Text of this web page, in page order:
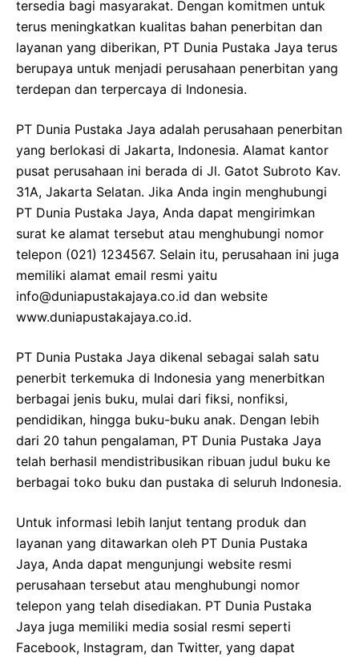
tersedia bagi masyarakat. Dengan komitmen untuk
terus meningkatkan kualitas bahan penerbitan dan
layanan yang diberikan, PT Dunia Pustaka Jaya terus
berupaya untuk menjadi perusahaan penerbitan yang
terdepan dan terpercaya di Indonesia.
PT Dunia Pustaka Jaya adalah perusahaan penerbitan
yang berlokasi di Jakarta, Indonesia. Alamat kantor
pusat perusahaan ini berada di Jl. Gatot Subroto Kav.
31A, Jakarta Selatan. Jika Anda ingin menghubungi
PT Dunia Pustaka Jaya, Anda dapat mengirimkan
surat ke alamat tersebut atau menghubungi nomor
telepon (021) 1234567. Selain itu, perusahaan ini juga
memiliki alamat email resmi yaitu
info@duniapustakajaya.co.id dan website
www.duniapustakajaya.co.id.
PT Dunia Pustaka Jaya dikenal sebagai salah satu
penerbit terkemuka di Indonesia yang menerbitkan
berbagai jenis buku, mulai dari fiksi, nonfiksi,
pendidikan, hingga buku-buku anak. Dengan lebih
dari 20 tahun pengalaman, PT Dunia Pustaka Jaya
telah berhasil mendistribusikan ribuan judul buku ke
berbagai toko buku dan pustaka di seluruh Indonesia.
Untuk informasi lebih lanjut tentang produk dan
layanan yang ditawarkan oleh PT Dunia Pustaka
Jaya, Anda dapat mengunjungi website resmi
perusahaan tersebut atau menghubungi nomor
telepon yang telah disediakan. PT Dunia Pustaka
Jaya juga memiliki media sosial resmi seperti
Facebook, Instagram, dan Twitter, yang dapat